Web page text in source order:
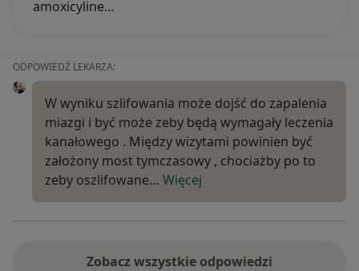
amoxicyline…
ODPOWIEDŹ LEKARZA:
W wyniku szlifowania może dojść do zapalenia
miazgi i być może zeby będą wymagały leczenia
kanałowego . Między wizytami powinien być
założony most tymczasowy , chociażby po to
zeby oszlifowane… Więcej
Zobacz wszystkie odpowiedzi